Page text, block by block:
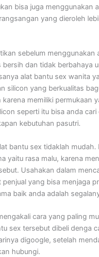
bisa juga menggunakan
yang dieroleh
sebelum menggunakan
bersih dan tidak berbahaya
alat bantu sex wanita
silicon yang berkualitas
karena memiliki permukaan
seperti itu bisa anda
kebutuhan pasutri.
bantu sex tidaklah mudah.
yaitu rasa malu, karena
Usahakan dalam
yang bisa menjaga
baik anda adalah
cara yang paling
sex tersebut dibeli denga
digoogle, setelah
hubungi.